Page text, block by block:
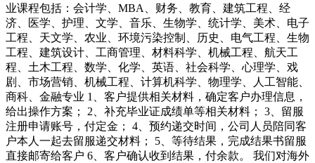
业课程包括：会计学、MBA、财务、教育、建筑工程、经
济、医学、护理、文学、音乐、生物学、统计学、美术、电子
工程、天文学、农业、环境污染控制、历史、电气工程、生物
工程、建筑设计、工商管理、材料科学、机械工程、航天工
程、土木工程、数学、化学、英语、社会科学、心理学、戏
剧、市场营销、机械工程、计算机科学、物理学、人工智能、
商科、金融专业 1、客户提供相关材料，确定客户办理信息，
给出操作方案； 2、补充毕业证成绩单等相关材料； 3、留服
注册申请账号，付定金； 4、预约递交时间，公司人员陪同客
户本人一起去留服递交材料； 5、等待结果，完成结果书留服
直接邮寄给客户 6、客户确认收到结果，付余款。 我们对海外